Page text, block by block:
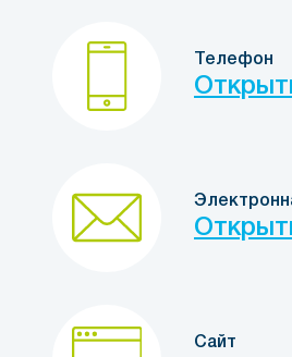
Телефон
Сайт